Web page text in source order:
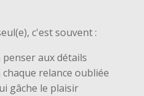
c'est souvent :
penser aux détails
relance oubliée
gâche le plaisir